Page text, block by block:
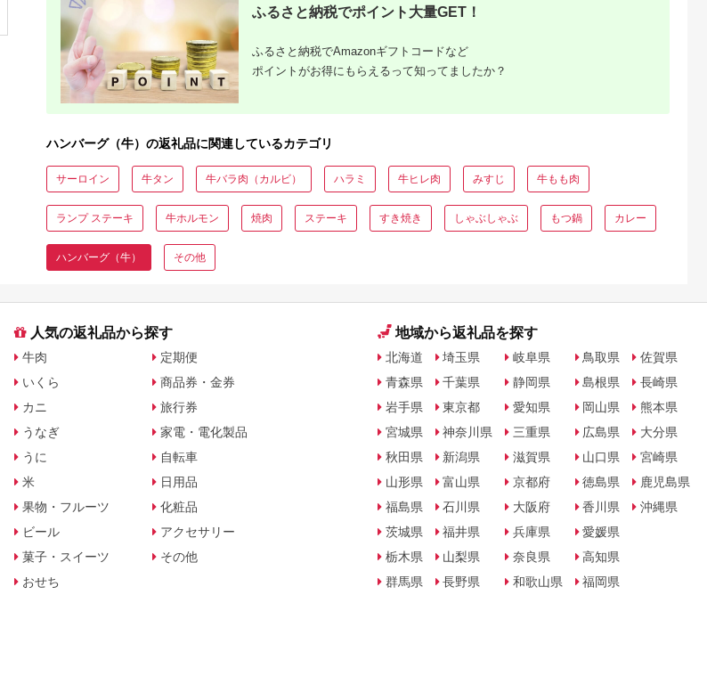
(140g×10個) がばい
ばーぐ 吉野ヶ里町/石
丸食肉産業 【レビュ
ーキャンペーン対象
品】[FBX038]
寄付金額:10,000
簡単調理 便利 肉 お肉
弁当 惣菜 おかず [オ
サベフーズ 宮城県 気
仙沼市
20563951_CF02]
寄付金額: 8,500
馬県 千代田町 肉 惣菜
手作り 和風 デミグラ
キャンプ ソロキャン
バーベキュー グルメ
寄付金額:18,000円
160ｇ×4袋
寄付金額: 16,500
バーグ 時短 真空パッ
ふるさと納税でポイント大量GET！
ふるさと納税でAmazonギフトコードなど
ポイントがお得にもらえるって知ってましたか？
ハンバーグ（牛）の返礼品に関連しているカテゴリ
サーロイン 牛タン 牛バラ肉（カルビ） ハラミ 牛ヒレ肉 みすじ 牛もも肉
ランプ ステーキ 牛ホルモン 焼肉 ステーキ すき焼き しゃぶしゃぶ もつ鍋 カレー
ハンバーグ（牛） その他
人気の返礼品から探す
牛肉
いくら
カニ
うなぎ
うに
米
果物・フルーツ
ビール
菓子・スイーツ
おせち
定期便
商品券・金券
旅行券
家電・電化製品
自転車
日用品
化粧品
アクセサリー
その他
地域から返礼品を探す
北海道
青森県
岩手県
宮城県
秋田県
山形県
福島県
茨城県
栃木県
群馬県
埼玉県
千葉県
東京都
神奈川県
新潟県
富山県
石川県
福井県
山梨県
長野県
岐阜県
静岡県
愛知県
三重県
滋賀県
京都府
大阪府
兵庫県
奈良県
和歌山県
鳥取県
島根県
岡山県
広島県
山口県
徳島県
香川県
愛媛県
高知県
福岡県
佐賀県
長崎県
熊本県
大分県
宮崎県
鹿児島県
沖縄県